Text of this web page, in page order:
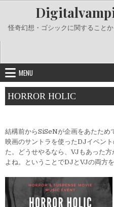
content
怪奇幻想・ゴシックに関すること
MENU
HORROR HOLIC
結構前からSiSeNが企画をあたため
映画のサントラを使ったDJイベン
た。どうせやるなら、VJもあった
よね。ということでDJとVJの両方を